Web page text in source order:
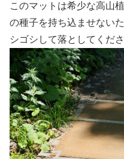
このマットは希少な高山
の種子を持ち込ませない
シゴシして落としてくださ